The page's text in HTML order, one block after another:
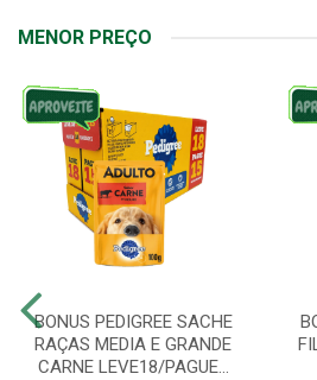
MENOR PREÇO
BONUS PEDIGREE SACHE
RAÇAS MEDIA E GRANDE
CARNE LEVE18/PAGUE...